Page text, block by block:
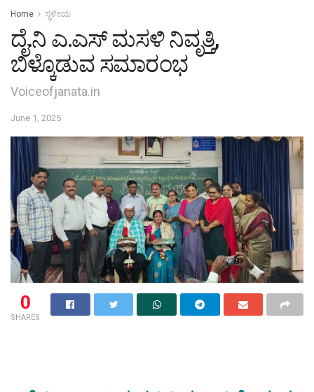
Home ಸ್ಥಳೀಯ
ದೈ.ನಿ ಎ.ಎಸ್ ಮಸಳಿ ನಿವೃತ್ತಿ,
ಬಿಳ್ಕೊಡುವ ಸಮಾರಂಭ
Voiceofjanata.in
June 1, 2025
0
SHARES